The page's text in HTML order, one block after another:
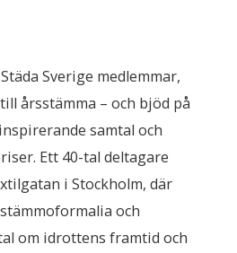
Sverige medlemmar,
årsstämma – och bjöd på
samtal och
Ett 40-tal deltagare
i Stockholm, där
och
om idrottens framtid och